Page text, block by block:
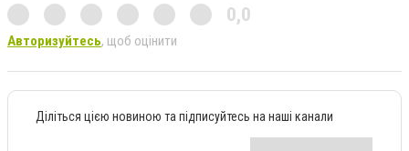
0,0
Авторизуйтесь, щоб оцінити
Діліться цією новиною та підписуйтесь на наші канали